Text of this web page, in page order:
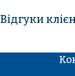
Відгуки